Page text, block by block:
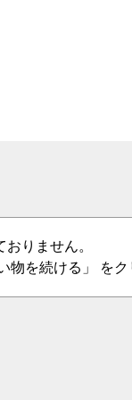
りません。
を続ける」 をク